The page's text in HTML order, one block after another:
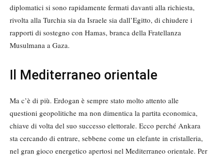
diplomatici si sono rapidamente fermati davanti alla richiesta,
rivolta alla Turchia sia da Israele sia dall’Egitto, di chiudere i
rapporti di sostegno con Hamas, branca della Fratellanza
Musulmana a Gaza.
Il Mediterraneo orientale
Ma c’è di più. Erdogan è sempre stato molto attento alle
questioni geopolitiche ma non dimentica la partita economica,
chiave di volta del suo successo elettorale. Ecco perché Ankara
sta cercando di entrare, sebbene come un elefante in cristalleria,
nel gran gioco energetico apertosi nel Mediterraneo orientale. Per